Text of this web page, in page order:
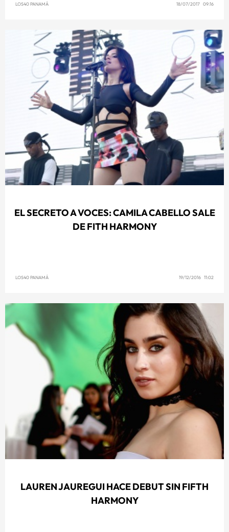
LOS40 PANAMÁ 18/07/2017 09:16
EL SECRETO A VOCES: CAMILA CABELLO SALE
DE FITH HARMONY
LOS40 PANAMÁ 19/12/2016 11:02
LAUREN JAUREGUI HACE DEBUT SIN FIFTH
HARMONY